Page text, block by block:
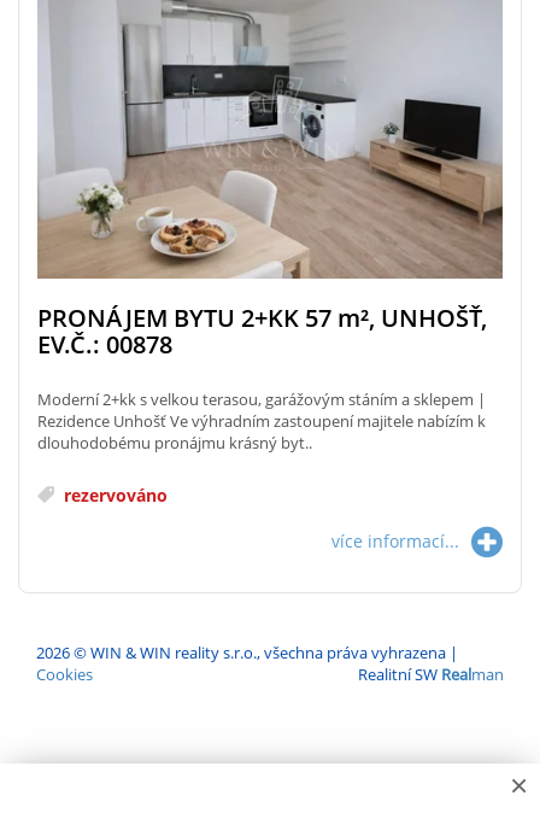
PRONÁJEM BYTU 2+KK 57 m², UNHOŠŤ,
EV.Č.: 00878
Moderní 2+kk s velkou terasou, garážovým stáním a sklepem |
Rezidence Unhošť Ve výhradním zastoupení majitele nabízím k
dlouhodobému pronájmu krásný byt..
rezervováno
více informací...
2026 © WIN & WIN reality s.r.o., všechna práva vyhrazena |
Cookies
Realitní SW Realman
×